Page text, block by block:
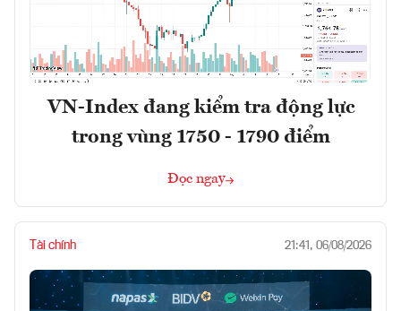
VN-Index đang kiểm tra động lực
trong vùng 1750 - 1790 điểm
Đọc ngay
Tài chính 21:41, 06/08/2026